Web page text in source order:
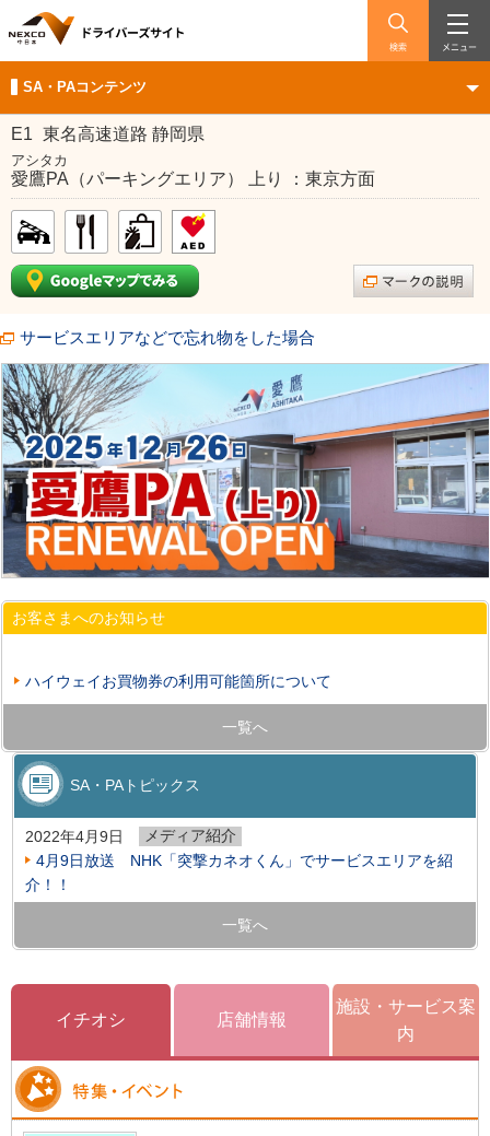
検索 メニュー
SA・PAコンテンツ
E1 東名高速道路 静岡県
アシタカ
愛鷹PA（パーキングエリア） 上り ：東京方面
サービスエリアなどで忘れ物をした場合
お客さまへのお知らせ
ハイウェイお買物券の利用可能箇所について
一覧へ
SA・PAトピックス
2022年4月9日
メディア紹介
4月9日放送 NHK「突撃カネオくん」でサービスエリアを紹
介！！
一覧へ
イチオシ 店舗情報
施設・サービス案
内